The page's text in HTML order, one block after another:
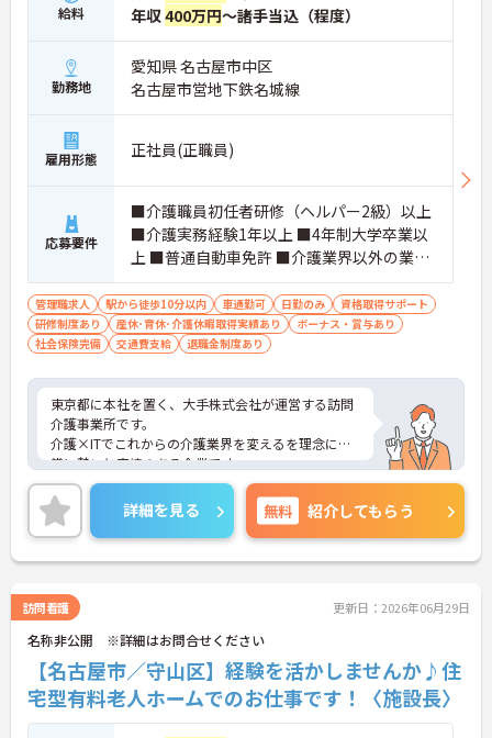
給料
年収400万円～諸手当込（程度）
勤務地
愛知県 名古屋市中区
名古屋市営地下鉄名城線
雇用形態 正社員(正職員)
応募要件
■介護職員初任者研修（ヘルパー2級）以上
■介護実務経験1年以上 ■4年制大学卒業以
上 ■普通自動車免許 ■介護業界以外の業界
経験がある方歓迎 ■介護業界以外でのマネ
ジメント経験がある方歓迎
管理職求人 駅から徒歩10分以内 車通勤可 日勤のみ
資格取得サポート
研修制度あり
産休･育休･介護休暇取得実績あり
ボーナス・賞与あり
社会保険完備
交通費支給 退職金制度あり
東京都に本社を置く、大手株式会社が運営する訪問
介護事業所です。
介護×ITでこれからの介護業界を変えるを理念に非
常に勢いと実績のある企業です。
充実したキャリアアップ制度に加え、曜日固定性の
ためプライベートも非常に充実できます。
今後増えてくる在宅介護での管理職経験を積み、他
の介護職との差別化を図ってみませんか？
詳細を見る 無料 紹介してもらう
訪問看護 更新日：2026年06月29日
名称非公開 ※詳細はお問合せください
【名古屋市／守山区】経験を活かしませんか♪住
宅型有料老人ホームでのお仕事です！〈施設長〉